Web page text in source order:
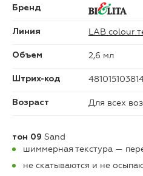
Бренд
Линия LAB colour
Объем 2,6 мл
Штрих-код
Возраст Для всех
тон 09 Sand
шиммерная текстура —
не скатываются и не